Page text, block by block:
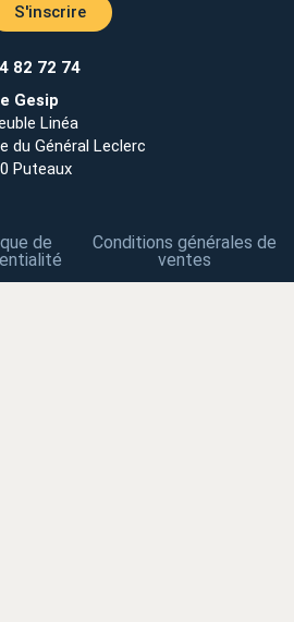
S'inscrire
82 72 74
Gesip
Linéa
du Général Leclerc
Puteaux
de
Conditions générales de
ventes